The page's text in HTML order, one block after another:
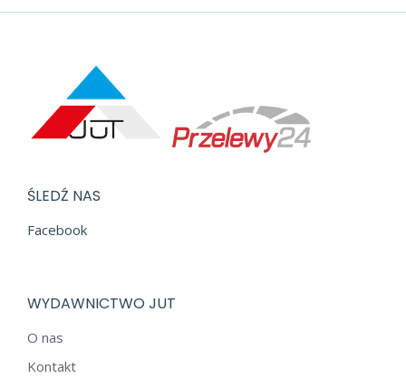
ŚLEDŹ NAS
Facebook
WYDAWNICTWO JUT
O nas
Kontakt